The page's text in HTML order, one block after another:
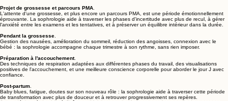
Projet de grossesse et parcours PMA
L'attente d'une grossesse, et plus encore un parcours PMA, est une période émotionnellement
éprouvante. La sophrologie aide à traverser les phases d'incertitude avec plus de recul, à gérer
l'anxiété entre les examens et les tentatives, et à préserver un équilibre intérieur dans la durée.
Pendant la grossesse
Gestion des nausées, amélioration du sommeil, réduction des angoisses, connexion avec le
bébé : la sophrologie accompagne chaque trimestre à son rythme, sans rien imposer.
Préparation à l'accouchement.
Des techniques de respiration adaptées aux différentes phases du travail, des visualisations
positives de l'accouchement, et une meilleure conscience corporelle pour aborder le jour J avec
confiance.
Post-partum
Baby blues, fatigue, doutes sur son nouveau rôle : la sophrologie aide à traverser cette période
de transformation avec plus de douceur et à retrouver progressivement ses repères.